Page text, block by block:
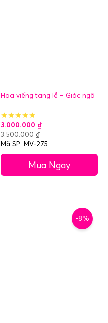
Hoa viếng tang lễ – Giác ngộ
3.000.000 ₫
3.500.000₫
Mã SP: MV-275
Mua Ngay
-8%